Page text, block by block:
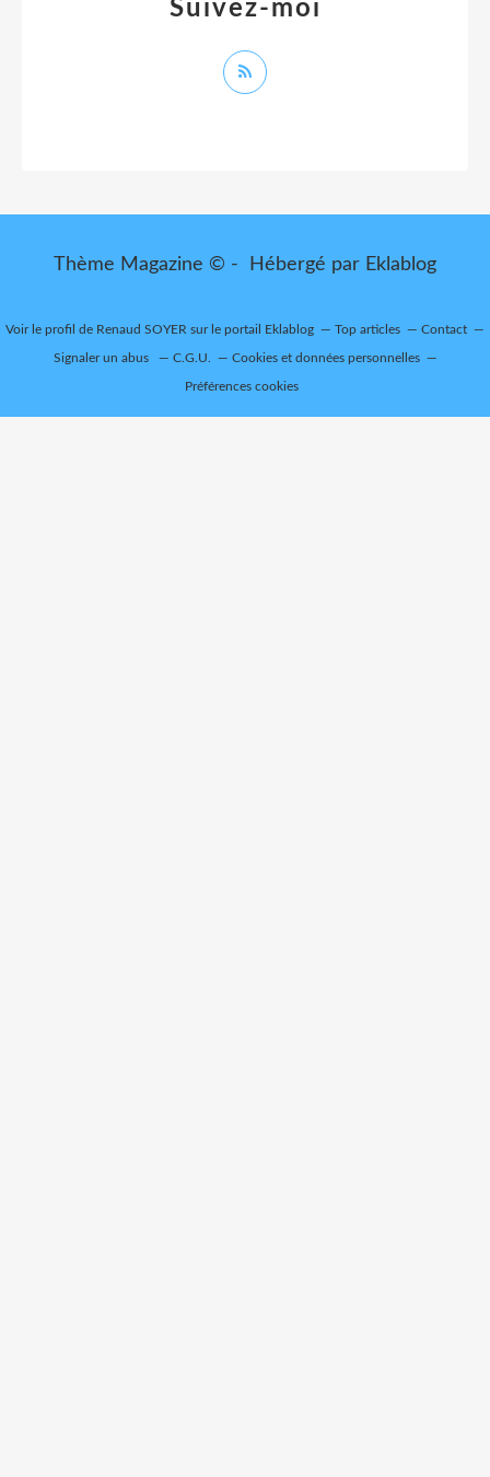
Suivez-moi
Thème Magazine © - Hébergé par Eklablog
Voir le profil de Renaud SOYER sur le portail Eklablog Top articles Contact
Signaler un abus C.G.U. Cookies et données personnelles
Préférences cookies